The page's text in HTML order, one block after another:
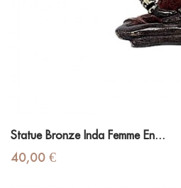
Statue Bronze Inda Femme En...
Prix
40,00 €